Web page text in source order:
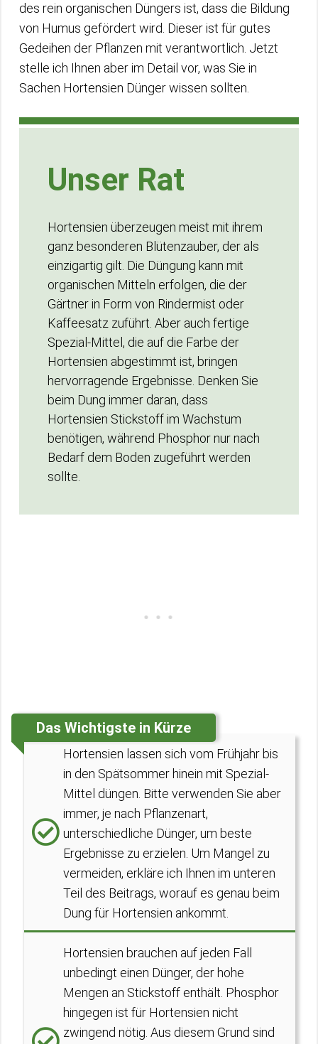
des rein organischen Düngers ist, dass die Bildung
von Humus gefördert wird. Dieser ist für gutes
Gedeihen der Pflanzen mit verantwortlich. Jetzt
stelle ich Ihnen aber im Detail vor, was Sie in
Sachen Hortensien Dünger wissen sollten.
Unser Rat
Hortensien überzeugen meist mit ihrem
ganz besonderen Blütenzauber, der als
einzigartig gilt. Die Düngung kann mit
organischen Mitteln erfolgen, die der
Gärtner in Form von Rindermist oder
Kaffeesatz zuführt. Aber auch fertige
Spezial-Mittel, die auf die Farbe der
Hortensien abgestimmt ist, bringen
hervorragende Ergebnisse. Denken Sie
beim Dung immer daran, dass
Hortensien Stickstoff im Wachstum
benötigen, während Phosphor nur nach
Bedarf dem Boden zugeführt werden
sollte.
Das Wichtigste in Kürze
Hortensien lassen sich vom Frühjahr bis
in den Spätsommer hinein mit Spezial-
Mittel düngen. Bitte verwenden Sie aber
immer, je nach Pflanzenart,
unterschiedliche Dünger, um beste
Ergebnisse zu erzielen. Um Mangel zu
vermeiden, erkläre ich Ihnen im unteren
Teil des Beitrags, worauf es genau beim
Dung für Hortensien ankommt.
Hortensien brauchen auf jeden Fall
unbedingt einen Dünger, der hohe
Mengen an Stickstoff enthält. Phosphor
hingegen ist für Hortensien nicht
zwingend nötig. Aus diesem Grund sind